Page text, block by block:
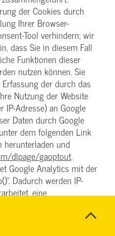
der Cookies durch
Ihrer Browser-
Tool verhindern; wir
dass Sie in diesem Fall
Funktionen dieser
nutzen können. Sie
der durch das
Nutzung der Website
IP-Adresse) an Google
Daten durch Google
dem folgenden Link
herunterladen und
dlpage/gaoptout.
Google Analytics mit der
Dadurch werden IP-
eine
erhobenen Daten ein